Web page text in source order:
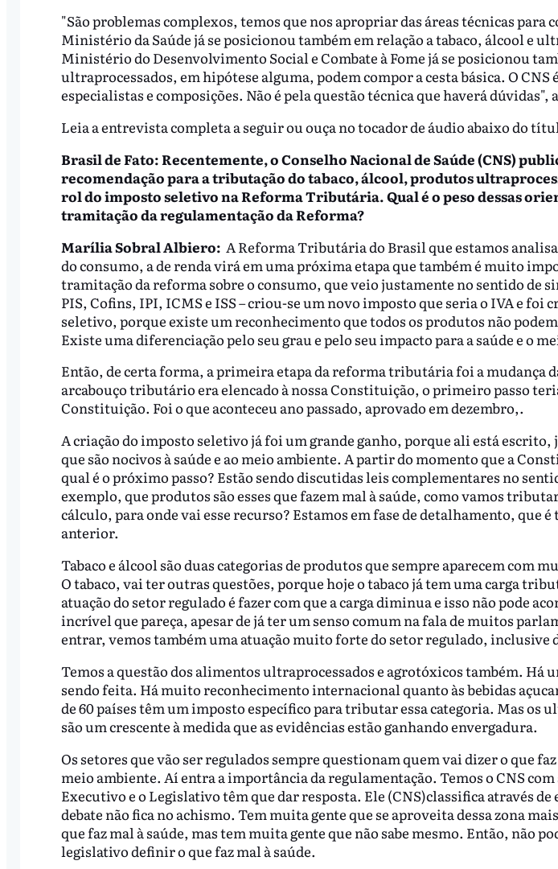
"São problemas complexos, temos que nos apropriar das áreas técnicas para
Ministério da Saúde já se posicionou também em relação a tabaco, álcool e
Ministério do Desenvolvimento Social e Combate à Fome já se posicionou
ultraprocessados, em hipótese alguma, podem compor a cesta básica. O CNS
especialistas e composições. Não é pela questão técnica que haverá dúvidas",
Leia a entrevista completa a seguir ou ouça no tocador de áudio abaixo do
Brasil de Fato: Recentemente, o Conselho Nacional de Saúde (CNS)
recomendação para a tributação do tabaco, álcool, produtos
rol do imposto seletivo na Reforma Tributária. Qual é o peso dessas
tramitação da regulamentação da Reforma?
Marília Sobral Albiero: A Reforma Tributária do Brasil que estamos
do consumo, a de renda virá em uma próxima etapa que também é muito
tramitação da reforma sobre o consumo, que veio justamente no sentido de
PIS, Cofins, IPI, ICMS e ISS – criou-se um novo imposto que seria o IVA e foi
seletivo, porque existe um reconhecimento que todos os produtos não
Existe uma diferenciação pelo seu grau e pelo seu impacto para a saúde e o
Então, de certa forma, a primeira etapa da reforma tributária foi a mudança
arcabouço tributário era elencado à nossa Constituição, o primeiro passo
Constituição. Foi o que aconteceu ano passado, aprovado em dezembro,.
A criação do imposto seletivo já foi um grande ganho, porque ali está
que são nocivos à saúde e ao meio ambiente. A partir do momento que a
qual é o próximo passo? Estão sendo discutidas leis complementares no
exemplo, que produtos são esses que fazem mal à saúde, como vamos
cálculo, para onde vai esse recurso? Estamos em fase de detalhamento, que
anterior.
Tabaco e álcool são duas categorias de produtos que sempre aparecem com
O tabaco, vai ter outras questões, porque hoje o tabaco já tem uma carga
atuação do setor regulado é fazer com que a carga diminua e isso não pode
incrível que pareça, apesar de já ter um senso comum na fala de muitos
entrar, vemos também uma atuação muito forte do setor regulado, inclusive
Temos a questão dos alimentos ultraprocessados e agrotóxicos também. Há
sendo feita. Há muito reconhecimento internacional quanto às bebidas
de 60 países têm um imposto específico para tributar essa categoria. Mas os
são um crescente à medida que as evidências estão ganhando envergadura.
Os setores que vão ser regulados sempre questionam quem vai dizer o que faz
meio ambiente. Aí entra a importância da regulamentação. Temos o CNS com
Executivo e o Legislativo têm que dar resposta. Ele (CNS)classifica através
debate não fica no achismo. Tem muita gente que se aproveita dessa zona
que faz mal à saúde, mas tem muita gente que não sabe mesmo. Então, não
legislativo definir o que faz mal à saúde.